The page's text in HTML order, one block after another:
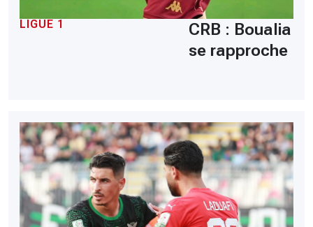
LIGUE 1
CRB : Boualia
se rapproche